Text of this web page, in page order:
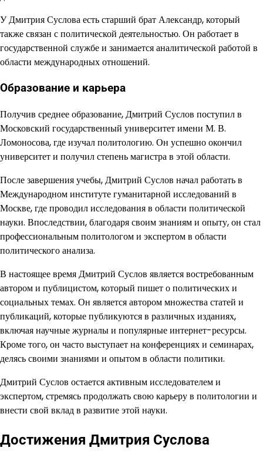
У Дмитрия Суслова есть старший брат Александр, который
также связан с политической деятельностью. Он работает в
государственной службе и занимается аналитической работой в
области международных отношений.
Образование и карьера
Получив среднее образование, Дмитрий Суслов поступил в
Московский государственный университет имени М. В.
Ломоносова, где изучал политологию. Он успешно окончил
университет и получил степень магистра в этой области.
После завершения учебы, Дмитрий Суслов начал работать в
Международном институте гуманитарной исследований в
Москве, где проводил исследования в области политической
науки. Впоследствии, благодаря своим знаниям и опыту, он стал
профессиональным политологом и экспертом в области
политического анализа.
В настоящее время Дмитрий Суслов является востребованным
автором и публицистом, который пишет о политических и
социальных темах. Он является автором множества статей и
публикаций, которые публикуются в различных изданиях,
включая научные журналы и популярные интернет-ресурсы.
Кроме того, он часто выступает на конференциях и семинарах,
делясь своими знаниями и опытом в области политики.
Дмитрий Суслов остается активным исследователем и
экспертом, стремясь продолжать свою карьеру в политологии и
внести свой вклад в развитие этой науки.
Достижения Дмитрия Суслова